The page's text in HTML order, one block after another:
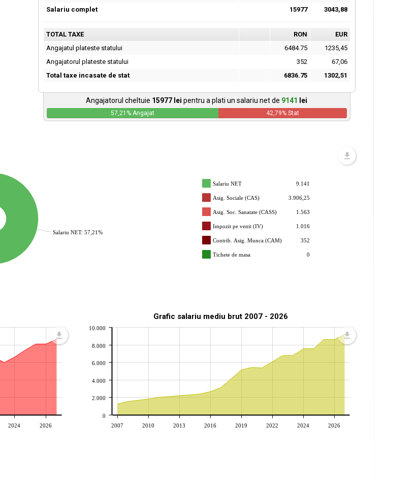
Salariu complet
15977 3043,88
TOTAL TAXE RON
EUR
Angajatul plateste statului
6484.75
1235,45
Angajatorul plateste statului
352
67,06
Total taxe incasate de stat
6836.75 1302,51
Angajatorul cheltuie 15977 lei pentru a plati un salariu net de 9141 lei
57,21 % Angajat 42,79% Stat
Salariu NET: 57,21%
Salariu NET 9.141
Asig. Sociale (CAS) 3.906,25
Asig. Soc. Sanatate (CASS) 1.563
Impozit pe venit (IV) 1.016
Contrib. Asig. Munca (CAM) 352
Tichete de masa 0
2024 2026
Grafic salariu mediu brut 2007 - 2026
2007 2010 2013 2016 2019 2022 2024 2026
0
2.000
4.000
6.000
8.000
10.000